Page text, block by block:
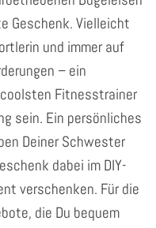
Geschenk. Vielleicht
und immer auf
– ein
Fitnesstrainer
sein. Ein persönliches
Deiner Schwester
dabei im DIY-
verschenken. Für die
die Du bequem